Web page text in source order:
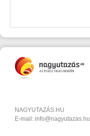
NAGYUTAZÁS.HU
E-mail: info@nagyutazas.hu